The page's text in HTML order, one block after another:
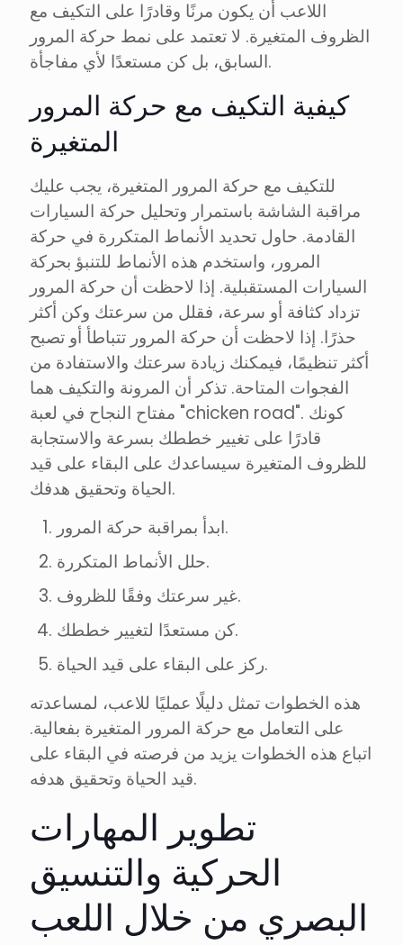
اللاعب أن يكون مرنًا وقادرًا على التكيف مع
الظروف المتغيرة. لا تعتمد على نمط حركة المرور
السابق، بل كن مستعدًا لأي مفاجأة.
كيفية التكيف مع حركة المرور
المتغيرة
للتكيف مع حركة المرور المتغيرة، يجب عليك
مراقبة الشاشة باستمرار وتحليل حركة السيارات
القادمة. حاول تحديد الأنماط المتكررة في حركة
المرور، واستخدم هذه الأنماط للتنبؤ بحركة
السيارات المستقبلية. إذا لاحظت أن حركة المرور
تزداد كثافة أو سرعة، فقلل من سرعتك وكن أكثر
حذرًا. إذا لاحظت أن حركة المرور تتباطأ أو تصبح
أكثر تنظيمًا، فيمكنك زيادة سرعتك والاستفادة من
الفجوات المتاحة. تذكر أن المرونة والتكيف هما
مفتاح النجاح في لعبة "chicken road". كونك
قادرًا على تغيير خططك بسرعة والاستجابة
للظروف المتغيرة سيساعدك على البقاء على قيد
الحياة وتحقيق هدفك.
ابدأ بمراقبة حركة المرور.
حلل الأنماط المتكررة.
غير سرعتك وفقًا للظروف.
كن مستعدًا لتغيير خططك.
ركز على البقاء على قيد الحياة.
هذه الخطوات تمثل دليلًا عمليًا للاعب، لمساعدته
على التعامل مع حركة المرور المتغيرة بفعالية.
اتباع هذه الخطوات يزيد من فرصته في البقاء على
قيد الحياة وتحقيق هدفه.
تطوير المهارات
الحركية والتنسيق
البصري من خلال اللعب